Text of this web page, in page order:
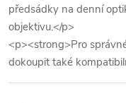
předsádky na denní
objektivu.</p>
<p><strong>Pro
dokoupit také